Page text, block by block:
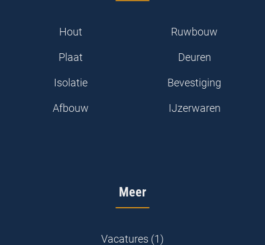
Hout
Plaat
Isolatie
Afbouw
Ruwbouw
Deuren
Bevestiging
IJzerwaren
Meer
Vacatures (1)